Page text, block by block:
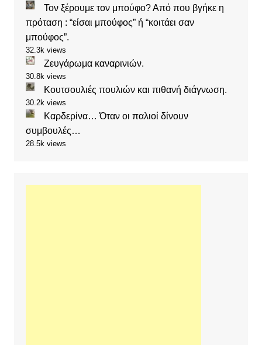
Τον ξέρουμε τον μπούφο? Από που βγήκε η
πρόταση : “είσαι μπούφος” ή “κοιτάει σαν
μπούφος”.
32.3k views
Ζευγάρωμα καναρινιών.
30.8k views
Κουτσουλιές πουλιών και πιθανή διάγνωση.
30.2k views
Καρδερίνα… Όταν οι παλιοί δίνουν
συμβουλές…
28.5k views